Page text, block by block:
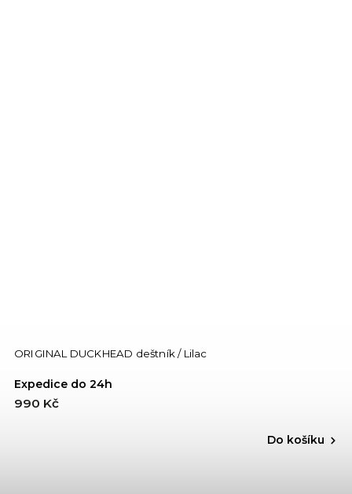
ORIGINAL DUCKHEAD deštník / Lilac
Expedice do 24h
990 Kč
Do košíku